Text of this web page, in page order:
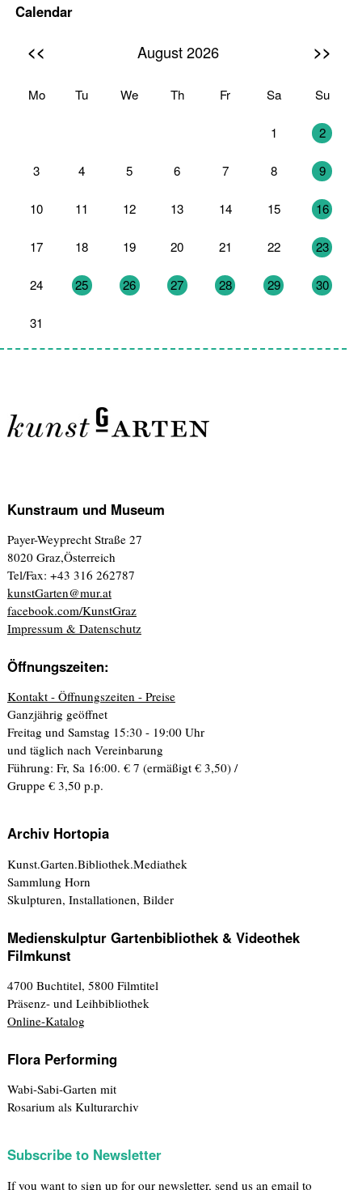
Calendar
<< August 2026 >>
Mo Tu We Th Fr Sa Su
1 2
3 4 5 6 7 8 9
10 11 12 13 14 15 16
17 18 19 20 21 22 23
24 25 26 27 28 29 30
31
Kunstraum und Museum
Payer-Weyprecht Straße 27
8020 Graz,Österreich
Tel/Fax: +43 316 262787
kunstGarten@mur.at
facebook.com/KunstGraz
Impressum & Datenschutz
Öffnungszeiten:
Kontakt - Öffnungszeiten - Preise
Ganzjährig geöffnet
Freitag und Samstag 15:30 - 19:00 Uhr
und täglich nach Vereinbarung
Führung: Fr, Sa 16:00. € 7 (ermäßigt € 3,50) /
Gruppe € 3,50 p.p.
Archiv Hortopia
Kunst.Garten.Bibliothek.Mediathek
Sammlung Horn
Skulpturen, Installationen, Bilder
Medienskulptur Gartenbibliothek & Videothek
Filmkunst
4700 Buchtitel, 5800 Filmtitel
Präsenz- und Leihbibliothek
Online-Katalog
Flora Performing
Wabi-Sabi-Garten mit
Rosarium als Kulturarchiv
Subscribe to Newsletter
If you want to sign up for our newsletter, send us an email to